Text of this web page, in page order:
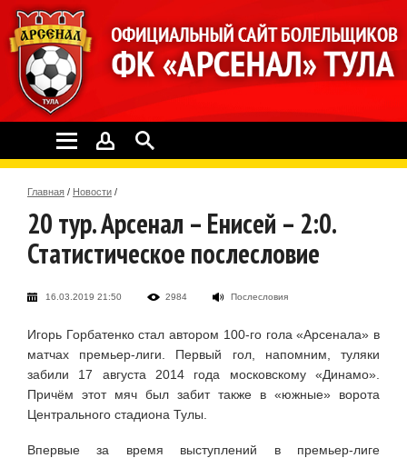
Главная / Новости /
20 тур. Арсенал – Енисей – 2:0.
Статистическое послесловие
16.03.2019 21:50 2984 Послесловия
Игорь Горбатенко стал автором 100-го гола «Арсенала» в
матчах премьер-лиги. Первый гол, напомним, туляки
забили 17 августа 2014 года московскому «Динамо».
Причём этот мяч был забит также в «южные» ворота
Центрального стадиона Тулы.
Впервые за время выступлений в премьер-лиге